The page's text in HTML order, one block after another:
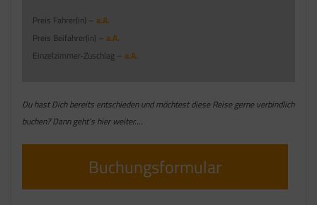
Preis Fahrer(in) – a.A.
Preis Beifahrer(in) – a.A.
Einzelzimmer-Zuschlag – a.A.
Du hast Dich bereits entschieden und möchtest diese Reise gerne verbindlich
buchen? Dann geht’s hier weiter….
Buchungsformular